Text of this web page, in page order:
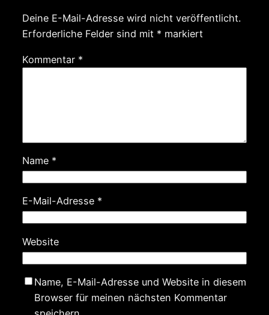
Deine E-Mail-Adresse wird nicht veröffentlicht.
Erforderliche Felder sind mit * markiert
Kommentar *
Name *
E-Mail-Adresse *
Website
Name, E-Mail-Adresse und Website in diesem
Browser für meinen nächsten Kommentar